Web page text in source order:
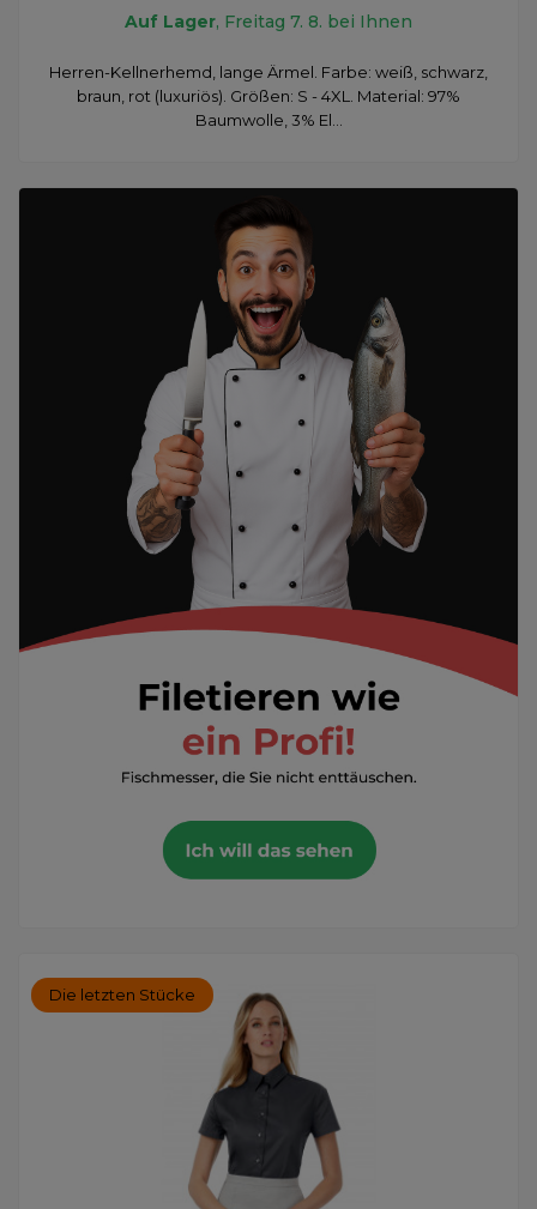
Auf Lager, Freitag 7. 8. bei Ihnen
Herren-Kellnerhemd, lange Ärmel. Farbe: weiß, schwarz,
braun, rot (luxuriös). Größen: S - 4XL. Material: 97%
Baumwolle, 3% El...
Die letzten Stücke